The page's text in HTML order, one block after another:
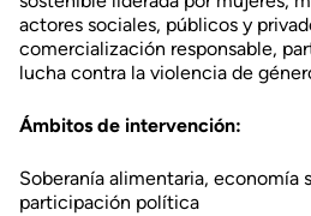
actores sociales, públicos y
comercialización responsable,
lucha contra la violencia de
Ámbitos de intervención:
Soberanía alimentaria, economía
participación política